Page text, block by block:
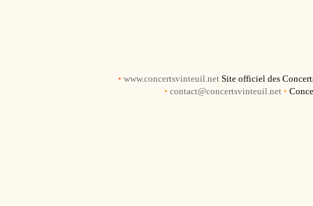
• www.concertsvinteuil.net Site officiel des
• contact@concertsvinteuil.net •